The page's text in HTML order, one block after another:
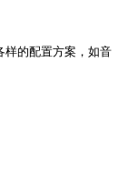
样的配置方案，如音